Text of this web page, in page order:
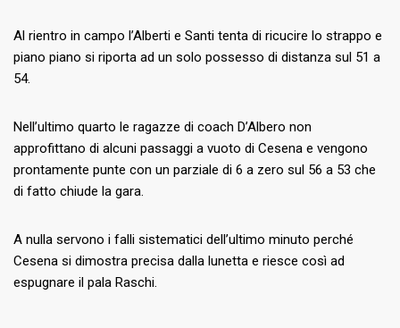
Al rientro in campo l’Alberti e Santi tenta di ricucire lo strappo e
piano piano si riporta ad un solo possesso di distanza sul 51 a
54.
Nell’ultimo quarto le ragazze di coach D’Albero non
approfittano di alcuni passaggi a vuoto di Cesena e vengono
prontamente punte con un parziale di 6 a zero sul 56 a 53 che
di fatto chiude la gara.
A nulla servono i falli sistematici dell’ultimo minuto perché
Cesena si dimostra precisa dalla lunetta e riesce così ad
espugnare il pala Raschi.